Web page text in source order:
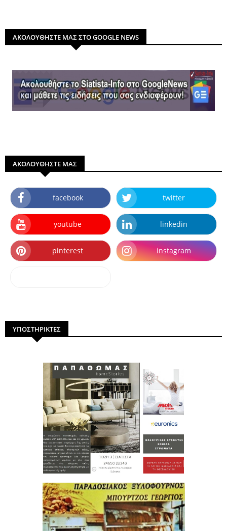
ΑΚΟΛΟΥΘΗΣΤΕ ΜΑΣ ΣΤΟ GOOGLE NEWS
ΑΚΟΛΟΥΘΗΣΤΕ ΜΑΣ
facebook twitter
youtube linkedin
pinterest instagram
ΥΠΟΣΤΗΡΙΚΤΕΣ